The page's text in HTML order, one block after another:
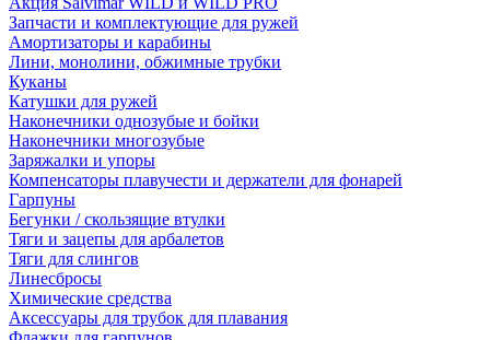
Запчасти и комплектующие для ружей
Амортизаторы и карабины
Лини, монолини, обжимные трубки
Куканы
Катушки для ружей
Наконечники однозубые и бойки
Наконечники многозубые
Заряжалки и упоры
Компенсаторы плавучести и держатели для фонарей
Гарпуны
Бегунки / скользящие втулки
Тяги и зацепы для арбалетов
Тяги для слингов
Линесбросы
Химические средства
Аксессуары для трубок для плавания